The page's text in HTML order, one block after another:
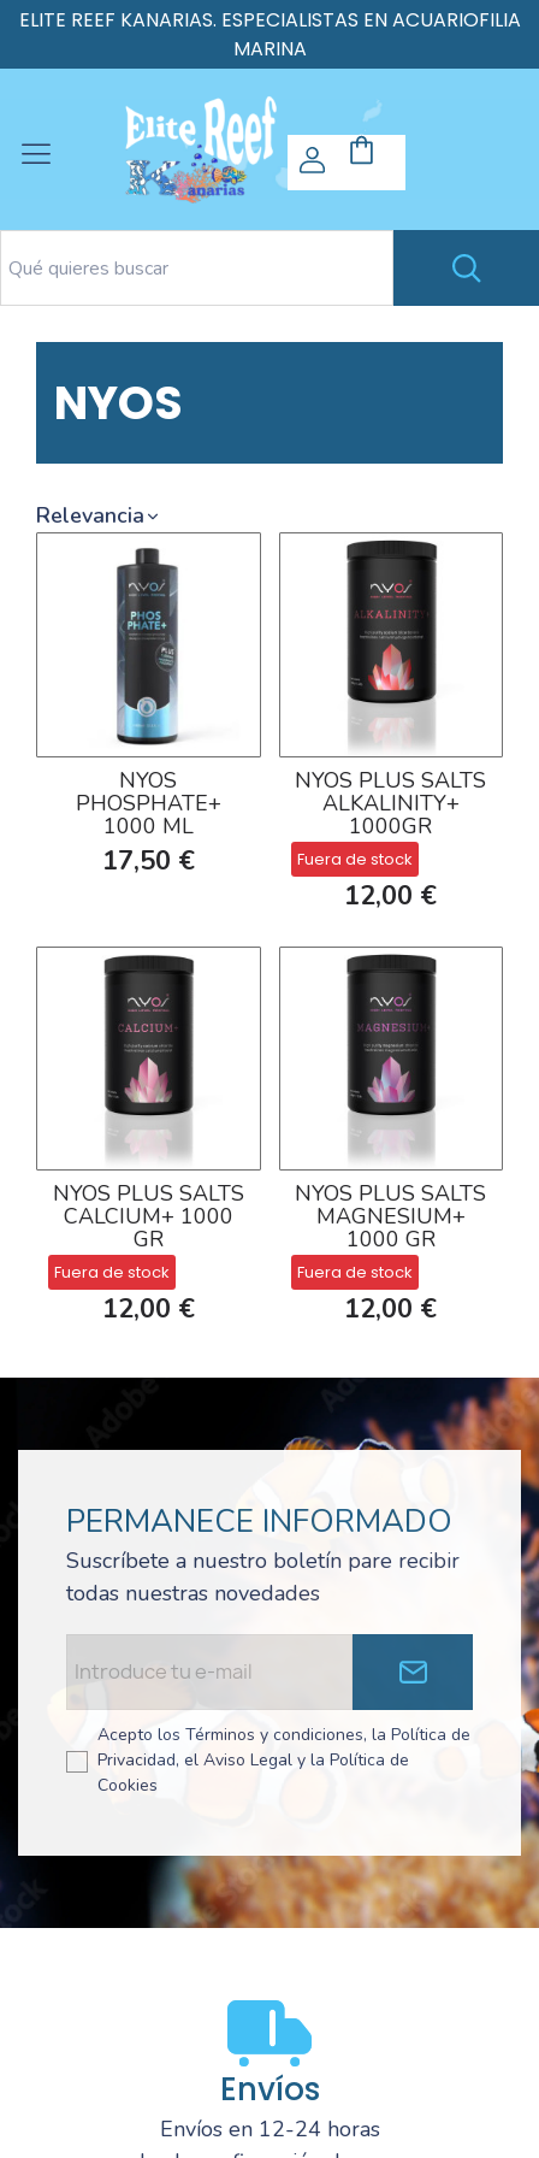
ELITE REEF KANARIAS. ESPECIALISTAS EN ACUARIOFILIA
MARINA
NYOS
Relevancia
NYOS
PHOSPHATE+
1000 ML
17,50 €
NYOS PLUS SALTS
ALKALINITY+
1000GR
Fuera de stock
12,00 €
NYOS PLUS SALTS
CALCIUM+ 1000
GR
Fuera de stock
12,00 €
NYOS PLUS SALTS
MAGNESIUM+
1000 GR
Fuera de stock
12,00 €
PERMANECE INFORMADO
Suscríbete a nuestro boletín pare recibir
todas nuestras novedades
Acepto los Términos y condiciones, la Política de
Privacidad, el Aviso Legal y la Política de
Cookies
Envíos
Envíos en 12-24 horas